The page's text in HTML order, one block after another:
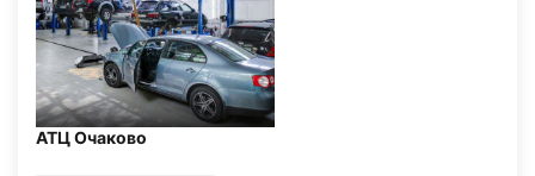
АТЦ Очаково